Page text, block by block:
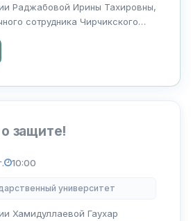
Раджабовой Ирины Тахировны,
сотрудника Чирчикского
хикоячилигида суджет ва
синтези» на сои...
защите!
10:00
университет
Хамидуллаевой Гаухар